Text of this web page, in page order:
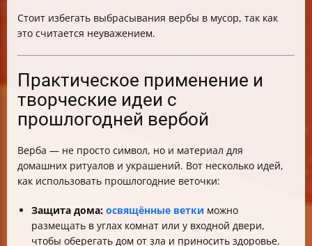
Стоит избегать выбрасывания вербы в мусор, так как
это считается неуважением.
Практическое применение и
творческие идеи с
прошлогодней вербой
Верба — не просто символ, но и материал для
домашних ритуалов и украшений. Вот несколько идей,
как использовать прошлогодние веточки:
Защита дома: освящённые ветки можно
размещать в углах комнат или у входной двери,
чтобы оберегать дом от зла и приносить здоровье.